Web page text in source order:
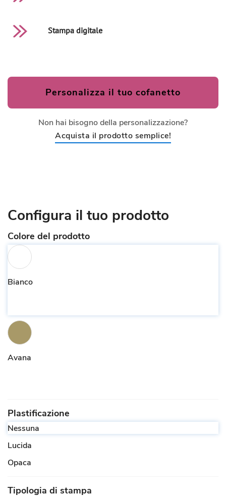
Stampa digitale
Personalizza il tuo cofanetto
Non hai bisogno della personalizzazione?
Acquista il prodotto semplice!
Configura il tuo prodotto
Colore del prodotto
Bianco
Avana
Plastificazione
Nessuna
Lucida
Opaca
Tipologia di stampa